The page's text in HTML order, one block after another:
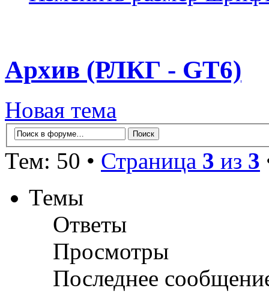
Архив (РЛКГ - GT6)
Новая тема
Тем: 50 • Страница 3 из 3
Темы
Ответы
Просмотры
Последнее